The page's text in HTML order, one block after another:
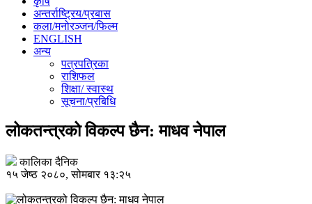
अन्तर्राष्ट्रिय/प्रबास
कला/मनोरञ्जन/फिल्म
ENGLISH
अन्य
पत्रपत्रिका
राशिफल
शिक्षा/ स्वास्थ
सूचना/प्रबिधि
लोकतन्त्रको विकल्प छैन: माधव नेपाल
कालिका दैनिक
१५ जेष्ठ २०८०, सोमबार १३:२५